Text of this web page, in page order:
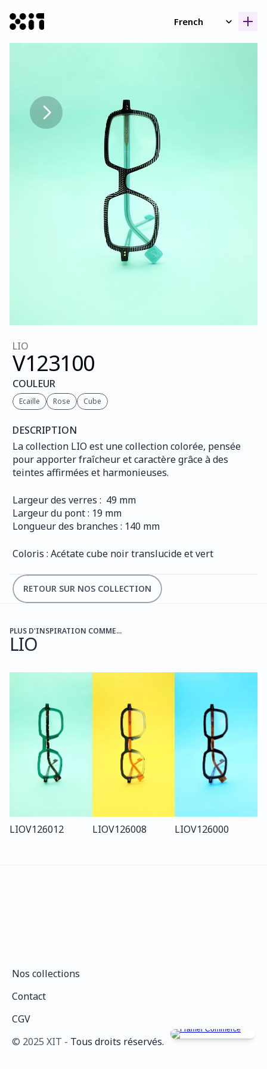
French
LIO
V123100
COULEUR
Ecaille Rose Cube
DESCRIPTION
La collection LIO est une collection colorée, pensée
pour apporter fraîcheur et caractère grâce à des
teintes affirmées et harmonieuses.
Largeur des verres :  49 mm
Largeur du pont : 19 mm
Longueur des branches : 140 mm
Coloris : Acétate cube noir translucide et vert
RETOUR SUR NOS COLLECTION
PLUS D'INSPIRATION COMME...
LIO
LIOV126012 LIOV126008 LIOV126000
©️ 2025 XIT - Tous droits réservés.
Nos collections
Contact
CGV